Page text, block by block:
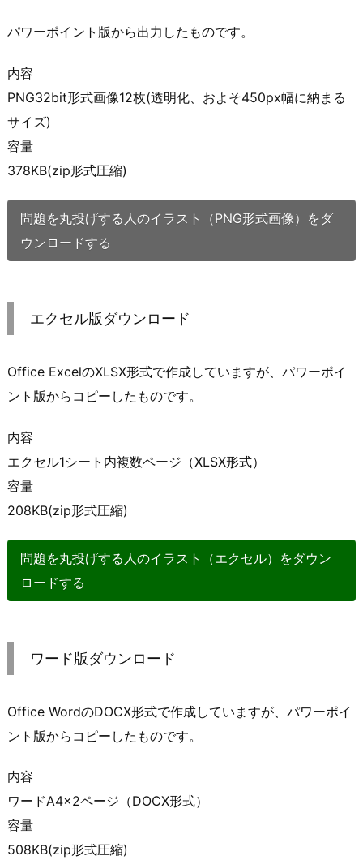
パワーポイント版から出力したものです。
内容
PNG32bit形式画像12枚(透明化、およそ450px幅に納まる
サイズ)
容量
378KB(zip形式圧縮)
問題を丸投げする人のイラスト（PNG形式画像）をダ
ウンロードする
エクセル版ダウンロード
Office ExcelのXLSX形式で作成していますが、パワーポイ
ント版からコピーしたものです。
内容
エクセル1シート内複数ページ（XLSX形式）
容量
208KB(zip形式圧縮)
問題を丸投げする人のイラスト（エクセル）をダウン
ロードする
ワード版ダウンロード
Office WordのDOCX形式で作成していますが、パワーポイ
ント版からコピーしたものです。
内容
ワードA4×2ページ（DOCX形式）
容量
508KB(zip形式圧縮)